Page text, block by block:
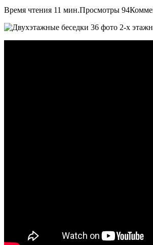
Время чтения 11 мин.Просмотры 94